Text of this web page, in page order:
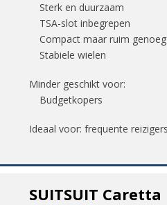
Sterk en duurzaam
TSA-slot inbegrepen
Compact maar ruim genoeg
Stabiele wielen
Minder geschikt voor:
Budgetkopers
Ideaal voor: frequente reizigers
SUITSUIT Caretta